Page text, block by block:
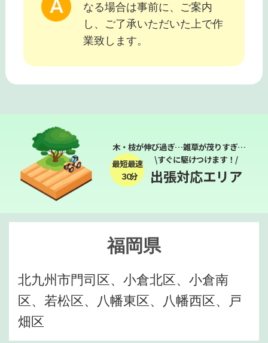
なる場合は事前に、ご案内
し、ご了承いただいた上で作
業致します。
木・枝が伸び過ぎ…雑草が茂りすぎ…
最短最速
３０分
\すぐに駆けつけます！/
出張対応エリア
福岡県
北九州市門司区、小倉北区、小倉南
区、若松区、八幡東区、八幡西区、戸
畑区